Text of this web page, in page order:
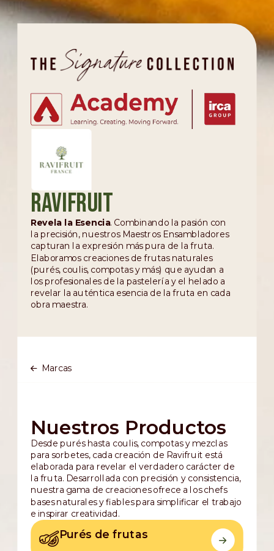
Ravifruit
Revela la Esencia. Combinando la pasión con
la precisión, nuestros Maestros Ensambladores
capturan la expresión más pura de la fruta.
Elaboramos creaciones de frutas naturales
(purés, coulis, compotas y más) que ayudan a
los profesionales de la pastelería y el helado a
revelar la auténtica esencia de la fruta en cada
obra maestra.
Marcas
Nuestros Productos
Desde purés hasta coulis, compotas y mezclas
para sorbetes, cada creación de Ravifruit está
elaborada para revelar el verdadero carácter de
la fruta. Desarrollada con precisión y consistencia,
nuestra gama de creaciones ofrece a los chefs
bases naturales y fiables para simplificar el trabajo
e inspirar creatividad.
Purés de frutas